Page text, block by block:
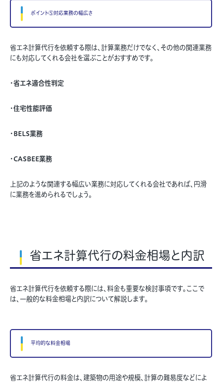
ポイント⑤対応業務の幅広さ
省エネ計算代行を依頼する際は、計算業務だけでなく、その他の関連業務
にも対応してくれる会社を選ぶことがおすすめです。
・省エネ適合性判定
・住宅性能評価
・BELS業務
・CASBEE業務
上記のような関連する幅広い業務に対応してくれる会社であれば、円滑
に業務を進められるでしょう。
省エネ計算代行の料金相場と内訳
省エネ計算代行を依頼する際には、料金も重要な検討事項です。ここで
は、一般的な料金相場と内訳について解説します。
平均的な料金相場
省エネ計算代行の料金は、建築物の用途や規模、計算の難易度などによ